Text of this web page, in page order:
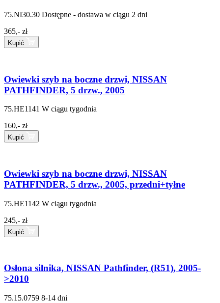
75.NI30.30 Dostępne - dostawa w ciągu 2 dni
365,- zł
Kupić
Owiewki szyb na boczne drzwi, NISSAN
PATHFINDER, 5 drzw., 2005
75.HE1141 W ciągu tygodnia
160,- zł
Kupić
Owiewki szyb na boczne drzwi, NISSAN
PATHFINDER, 5 drzw., 2005, przedni+tyłne
75.HE1142 W ciągu tygodnia
245,- zł
Kupić
Osłona silnika, NISSAN Pathfinder, (R51), 2005-
>2010
75.15.0759 8-14 dni